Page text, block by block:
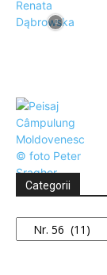
Categorii
Categorii